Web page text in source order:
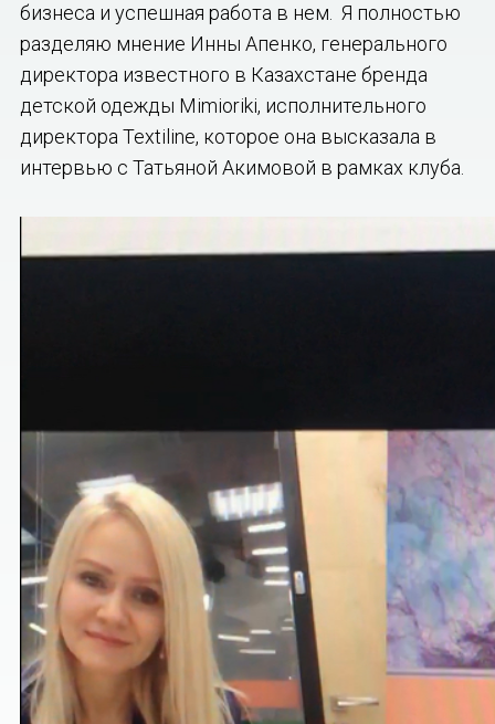
бизнеса и успешная работа в нем. Я полностью
разделяю мнение Инны Апенко, генерального
директора известного в Казахстане бренда
детской одежды Mimioriki, исполнительного
директора Textiline, которое она высказала в
интервью с Татьяной Акимовой в рамках клуба.